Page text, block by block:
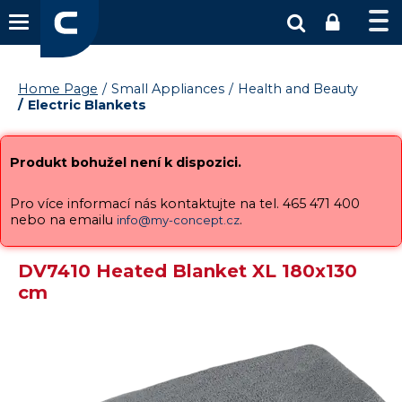
Home Page Small Appliances
Health and Beauty
Electric Blankets
Produkt bohužel není k dispozici.
Pro více informací nás kontaktujte na tel. 465 471 400
nebo na emailu info@my-concept.cz.
DV7410 Heated Blanket XL 180x130
cm